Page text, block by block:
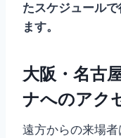
たスケジュール
ます。
大阪・名古
ナへのアク
遠方からの来場